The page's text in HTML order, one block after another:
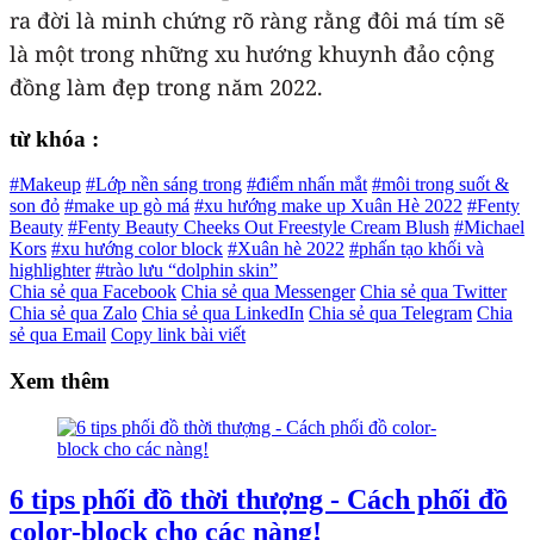
ra đời là minh chứng rõ ràng rằng đôi má tím sẽ
là một trong những xu hướng khuynh đảo cộng
đồng làm đẹp trong năm 2022.
từ khóa :
#Makeup #Lớp nền sáng trong #điểm nhấn mắt #môi trong suốt &
son đỏ #make up gò má #xu hướng make up Xuân Hè 2022 #Fenty
Beauty #Fenty Beauty Cheeks Out Freestyle Cream Blush #Michael
Kors #xu hướng color block #Xuân hè 2022 #phấn tạo khối và
highlighter #trào lưu “dolphin skin”
Chia sẻ qua Facebook Chia sẻ qua Messenger Chia sẻ qua Twitter
Chia sẻ qua Zalo Chia sẻ qua LinkedIn Chia sẻ qua Telegram Chia
sẻ qua Email Copy link bài viết
Xem thêm
6 tips phối đồ thời thượng - Cách phối đồ
color-block cho các nàng!